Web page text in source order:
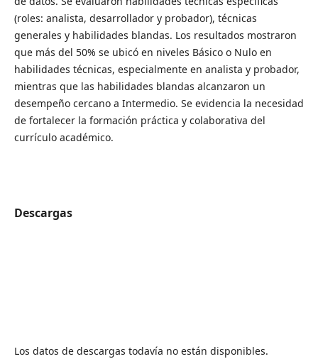
(roles: analista, desarrollador y probador), técnicas
generales y habilidades blandas. Los resultados mostraron
que más del 50% se ubicó en niveles Básico o Nulo en
habilidades técnicas, especialmente en analista y probador,
mientras que las habilidades blandas alcanzaron un
desempeño cercano a Intermedio. Se evidencia la necesidad
de fortalecer la formación práctica y colaborativa del
currículo académico.
Descargas
Los datos de descargas todavía no están disponibles.